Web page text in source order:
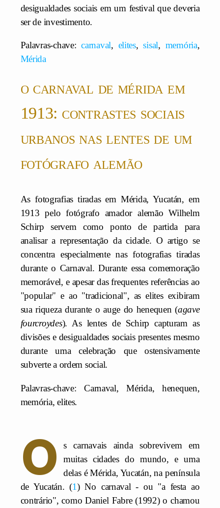
desigualdades sociais em um festival que deveria
ser de investimento.
Palavras-chave:carnaval, elites,sisal, memória,
Mérida
o carnaval de mérida em
1913: contrastes sociais
urbanos nas lentes de um
fotógrafo alemão
As fotografias tiradas em Mérida, Yucatán, em
1913 pelo fotógrafo amador alemão Wilhelm
Schirp servem como ponto de partida para
analisar a representação da cidade. O artigo se
concentra especialmente nas fotografias tiradas
durante o Carnaval. Durante essa comemoração
memorável, e apesar das frequentes referências ao
"popular" e ao "tradicional", as elites exibiram
sua riqueza durante o auge do henequen (agave
fourcroydes). As lentes de Schirp capturam as
divisões e desigualdades sociais presentes mesmo
durante uma celebração que ostensivamente
subverte a ordem social.
Palavras-chave: Carnaval, Mérida, henequen,
memória, elites.
O
s carnavais ainda sobrevivem em
muitas cidades do mundo, e uma
delas é Mérida, Yucatán, na península
de Yucatán.
1 No carnaval - ou "a festa ao
contrário", como Daniel Fabre (1992) o chamou